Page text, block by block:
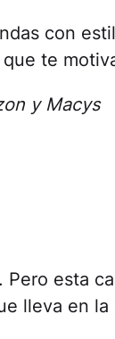
con
te
y Macys
esta
lleva en la